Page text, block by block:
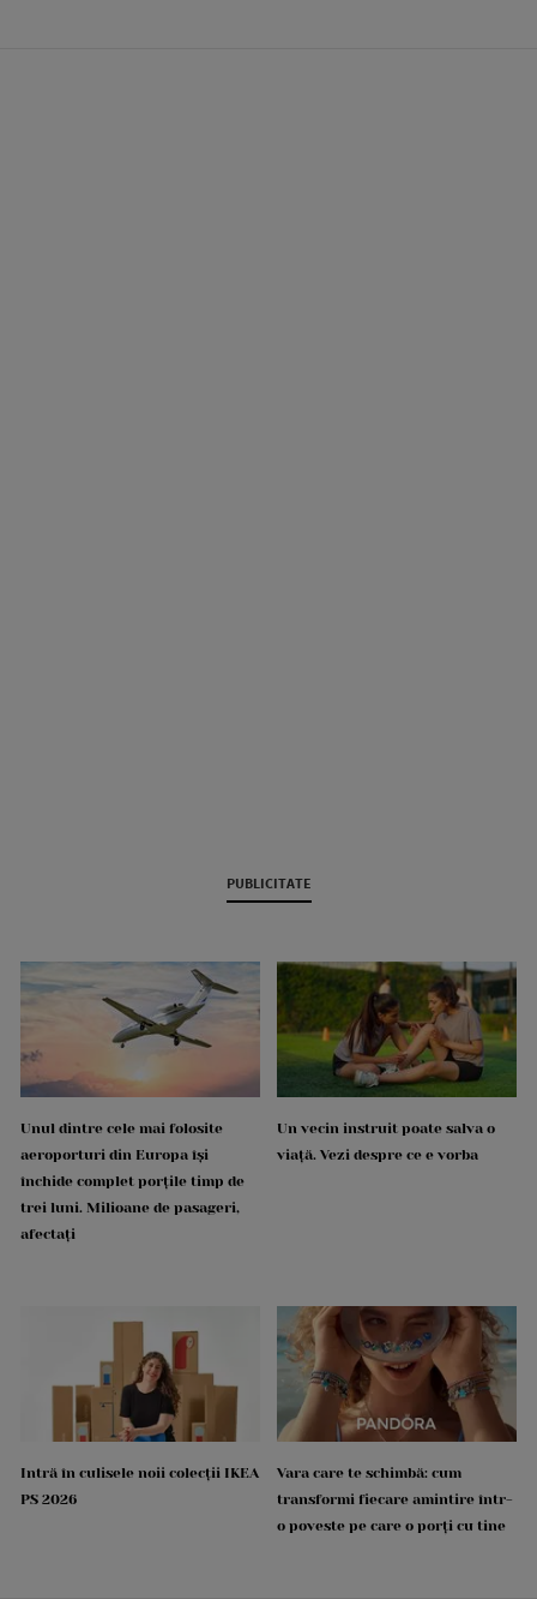
PUBLICITATE
Unul dintre cele mai folosite
aeroporturi din Europa își
închide complet porțile timp de
trei luni. Milioane de pasageri,
afectați
Un vecin instruit poate salva o
viață. Vezi despre ce e vorba
Intră în culisele noii colecții IKEA
PS 2026
Vara care te schimbă: cum
transformi fiecare amintire într-
o poveste pe care o porți cu tine